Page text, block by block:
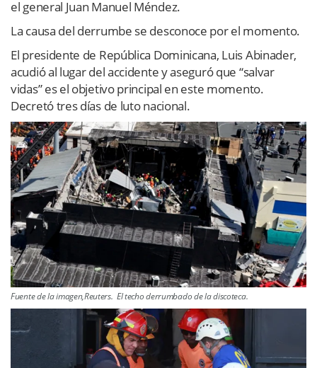
el general Juan Manuel Méndez.
La causa del derrumbe se desconoce por el momento.
El presidente de República Dominicana, Luis Abinader,
acudió al lugar del accidente y aseguró que “salvar
vidas” es el objetivo principal en este momento.
Decretó tres días de luto nacional.
Fuente de la imagen,Reuters. El techo derrumbado de la discoteca.